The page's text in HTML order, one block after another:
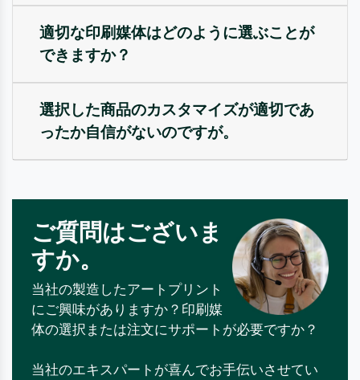
適切な印刷媒体はどのように選ぶことが
できますか？
選択した商品のカスタマイズが適切であ
ったか自信がないのですが。
ご質問はございま
すか。
当社の製造したアートプリント
にご興味がありますか？印刷媒
体の選択または注文にサポートが必要ですか？
当社のエキスパートが喜んでお手伝いさせてい